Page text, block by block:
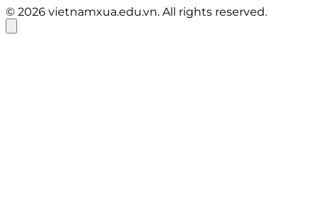
© 2026 vietnamxua.edu.vn. All rights reserved.